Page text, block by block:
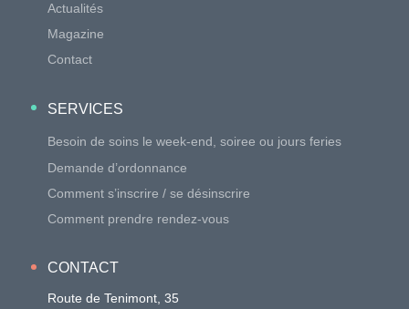
Actualités
Magazine
Contact
SERVICES
Besoin de soins le week-end, soiree ou jours feries
Demande d’ordonnance
Comment s’inscrire / se désinscrire
Comment prendre rendez-vous
CONTACT
Route de Tenimont, 35